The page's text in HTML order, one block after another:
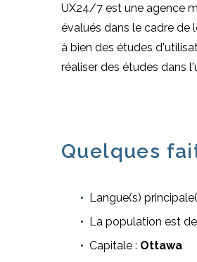
UX24/7 est une agence
évalués dans le cadre de
à bien des études
réaliser des études dans
Quelques
Langue(s)
La population est
Capitale : Ottawa